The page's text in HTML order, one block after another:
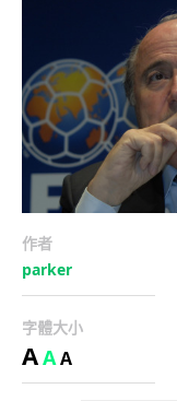
作者
parker
字體大小
AAA